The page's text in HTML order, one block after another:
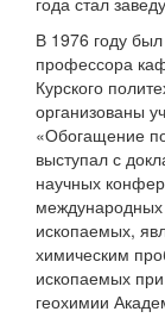
В 1976 году
профессора
Курского
организованы
«Обогащение
выступал с
научных
ископаемых,
химическим
ископаемых
геохимии